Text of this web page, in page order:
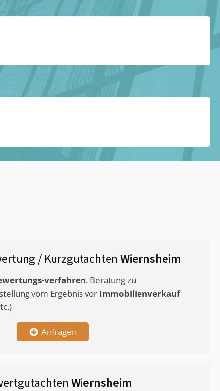
/ Kurzgutachten Wiernsheim
verfahren. Beratung zu
vom Ergebnis vor Immobilienverkauf
Anfragen
Wiernsheim